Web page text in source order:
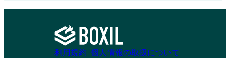
利用規約 個人情報の取扱について